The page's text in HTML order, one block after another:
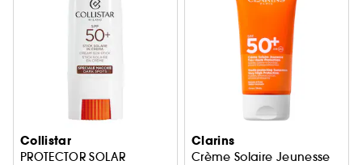
Collistar
PROTECTOR SOLAR
Clarins
Crème Solaire Jeunesse